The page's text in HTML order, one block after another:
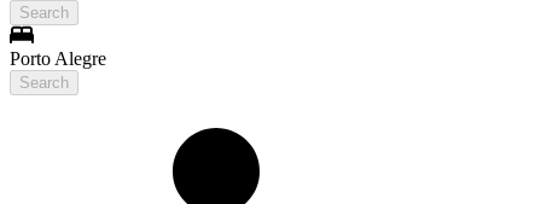
Search
Porto Alegre
Search